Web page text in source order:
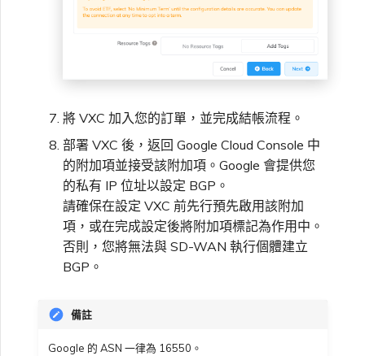
將 VXC 加入您的訂單，並完成結帳流程。
部署 VXC 後，返回 Google Cloud Console 中
的附加項並接受該附加項。Google 會提供您
的私有 IP 位址以設定 BGP。
請確保在設定 VXC 前先行預先啟用該附加
項，或在完成設定後將附加項標記為作用中。
否則，您將無法與 SD-WAN 執行個體建立
BGP。
備註
Google 的 ASN 一律為 16550。